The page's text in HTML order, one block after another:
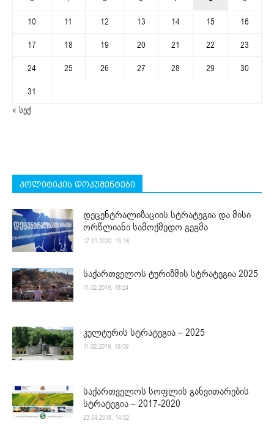
10
11 12 13 14 15
16
17
18 19 20 21 22
23
24
25 26 27 28 29
30
31
« სექ
პოლიტიკის დოკუმენტები
დეცენტრალიზაციის სტრატეგია და მისი
ორწლიანი სამოქმედო გეგმა
17.01.2020. 13:16
საქართველოს ტურიზმის სტრატეგია 2025
11.02.2019. 18:24
კულტურის სტრატეგია – 2025
11.02.2019. 18:09
საქართველოს სოფლის განვითარების
სტრატეგია – 2017-2020
23.04.2018. 14:02